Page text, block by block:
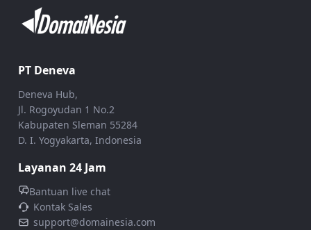
PT Deneva
Deneva Hub,
Jl. Rogoyudan 1 No.2
Kabupaten Sleman 55284
D. I. Yogyakarta, Indonesia
Layanan 24 Jam
Bantuan live chat
Kontak Sales
support@domainesia.com